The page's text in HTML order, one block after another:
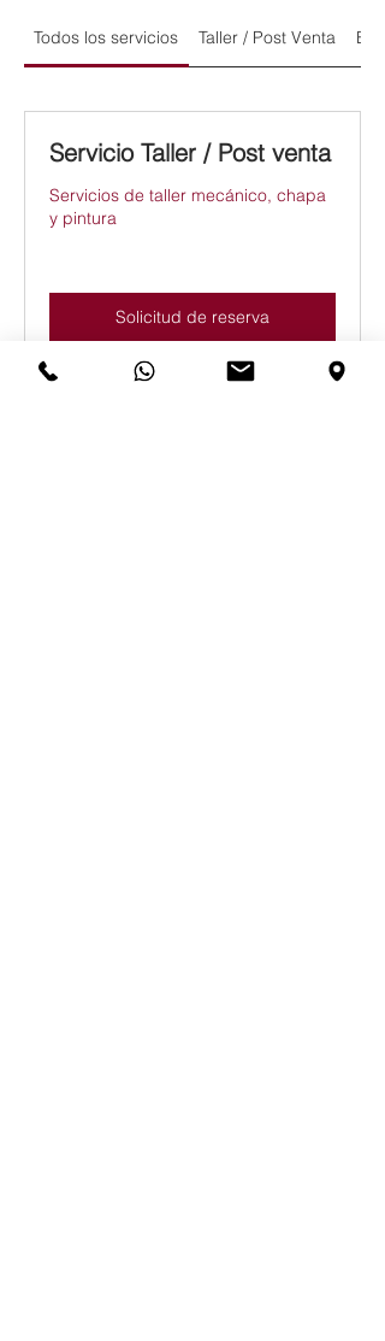
Todos los servicios Taller / Post Venta
Servicio Taller / Post venta
Servicios de taller mecánico, chapa
y pintura
Solicitud de reserva